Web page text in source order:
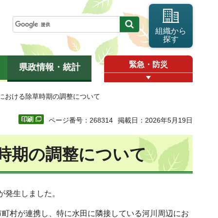
組織から
探す
県政情報・統計 緊急・防災
おける除草時期の調整について
ページ番号：268314 掲載日：2026年5月19日
期の調整について
生しました。
村が連携し、特に水田に隣接している河川周辺にお